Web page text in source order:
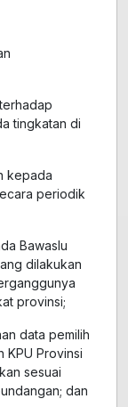
tingkatan di
kepada
periodik
Bawaslu
dilakukan
provinsi;
data pemilih
KPU Provinsi
sesuai
dan